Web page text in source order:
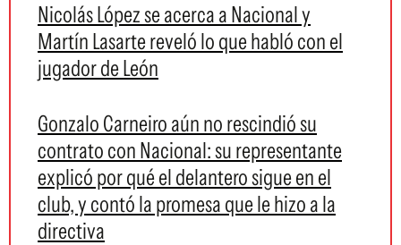
Nicolás López se acerca a Nacional y
Martín Lasarte reveló lo que habló con el
jugador de León
Gonzalo Carneiro aún no rescindió su
contrato con Nacional: su representante
explicó por qué el delantero sigue en el
club, y contó la promesa que le hizo a la
directiva